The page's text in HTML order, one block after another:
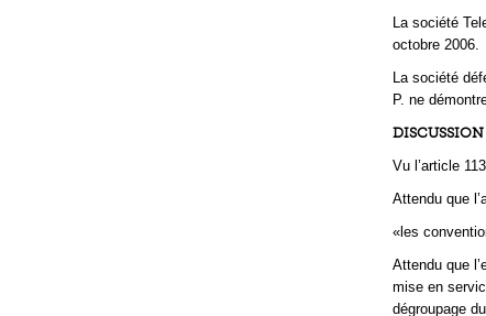
La société
octobre 2006.
La société
P. ne
DISCUSSION
Vu l’article
Attendu que
«les
Attendu que
mise en
dégroupage